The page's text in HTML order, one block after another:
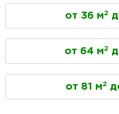
от 36 м2
от 64 м2
от 81 м2